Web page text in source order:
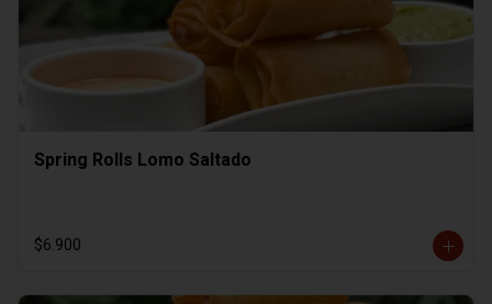
Spring Rolls Lomo Saltado
$6.900